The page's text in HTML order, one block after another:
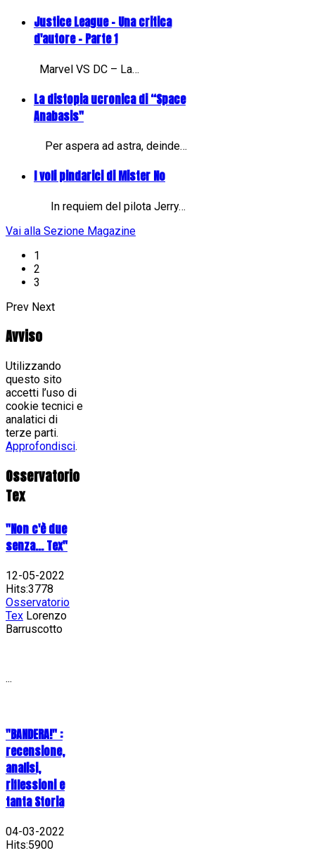
Justice League - Una critica
d'autore - Parte 1
Marvel VS DC – La…
La distopia ucronica di “Space
Anabasis"
Per aspera ad astra, deinde…
I voli pindarici di Mister No
In requiem del pilota Jerry…
Vai alla Sezione Magazine
1
2
3
Prev Next
Avviso
Utilizzando
questo sito
accetti l’uso di
cookie tecnici e
analatici di
terze parti.
Approfondisci.
Osservatorio
Tex
"Non c'è due
senza... Tex"
12-05-2022
Hits:3778
Osservatorio
Tex Lorenzo
Barruscotto
...
"BANDERA!" :
recensione,
analisi,
riflessioni e
tanta Storia
04-03-2022
Hits:5900